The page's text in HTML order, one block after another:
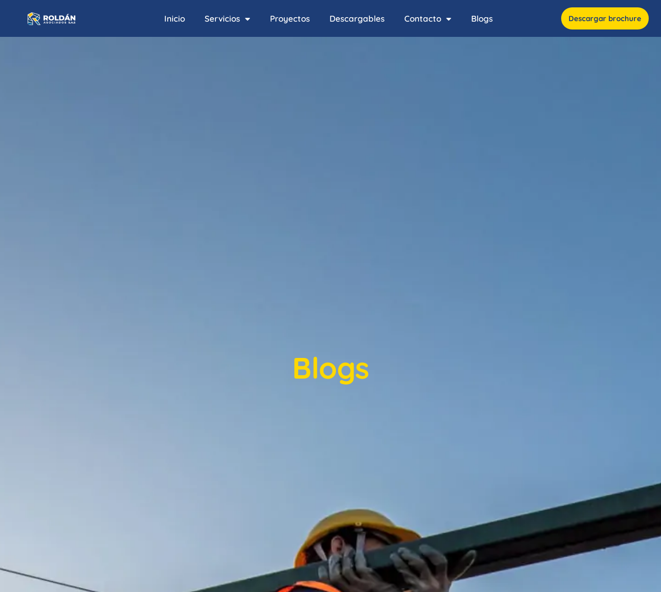
Inicio Servicios Proyectos Descargables Contacto Blogs Descargar brochure
Blogs